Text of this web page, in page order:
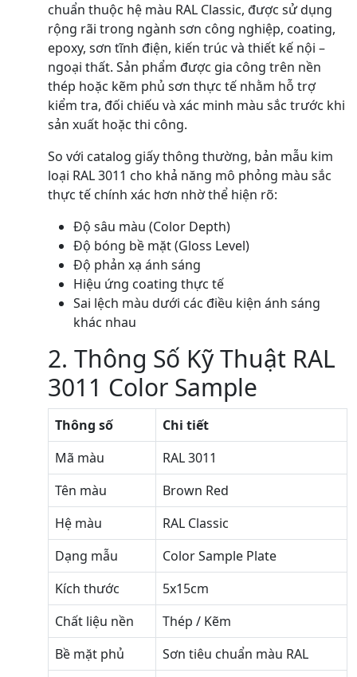
chuẩn thuộc hệ màu RAL Classic, được sử dụng
rộng rãi trong ngành sơn công nghiệp, coating,
epoxy, sơn tĩnh điện, kiến trúc và thiết kế nội –
ngoại thất. Sản phẩm được gia công trên nền
thép hoặc kẽm phủ sơn thực tế nhằm hỗ trợ
kiểm tra, đối chiếu và xác minh màu sắc trước khi
sản xuất hoặc thi công.
So với catalog giấy thông thường, bản mẫu kim
loại RAL 3011 cho khả năng mô phỏng màu sắc
thực tế chính xác hơn nhờ thể hiện rõ:
Độ sâu màu (Color Depth)
Độ bóng bề mặt (Gloss Level)
Độ phản xạ ánh sáng
Hiệu ứng coating thực tế
Sai lệch màu dưới các điều kiện ánh sáng
khác nhau
2. Thông Số Kỹ Thuật RAL
3011 Color Sample
Thông số
Chi tiết
Mã màu
RAL 3011
Tên màu
Brown Red
Hệ màu
RAL Classic
Dạng mẫu
Color Sample Plate
Kích thước
5x15cm
Chất liệu nền
Thép / Kẽm
Bề mặt phủ
Sơn tiêu chuẩn màu RAL